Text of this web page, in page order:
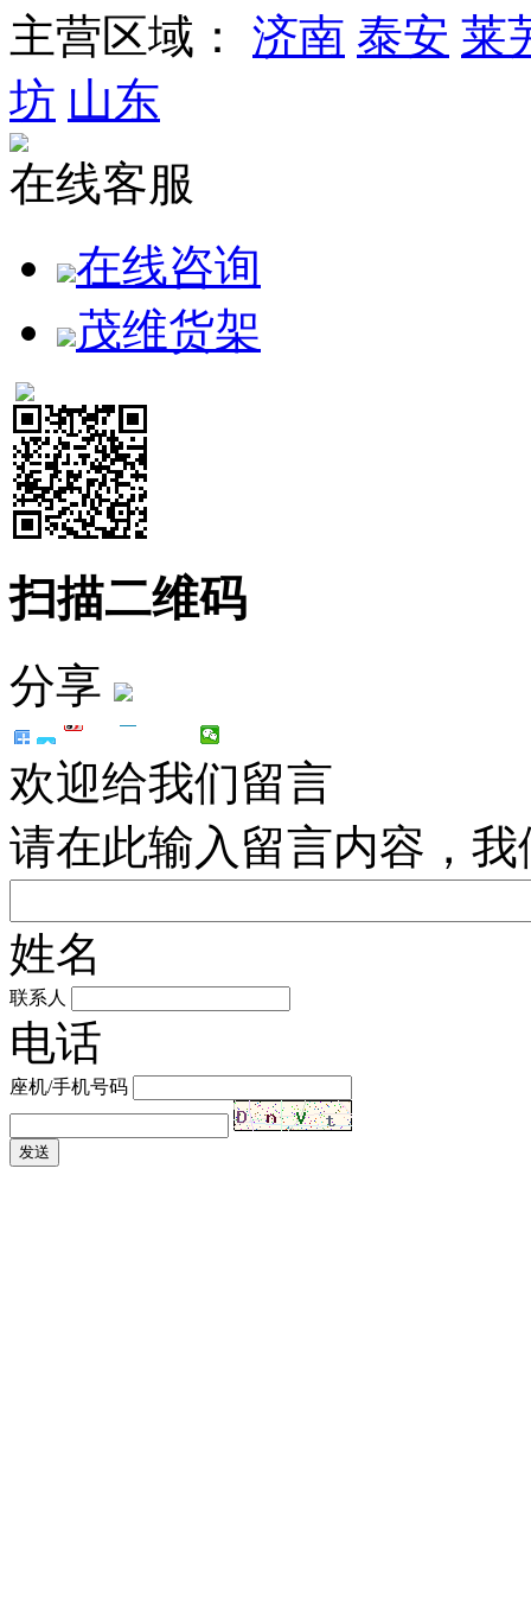
主营区域： 济南 泰安 莱
坊 山东
在线客服
在线咨询
茂维货架
扫描二维码
分享
欢迎给我们留言
请在此输入留言内容，
姓名
联系人
电话
座机/手机号码